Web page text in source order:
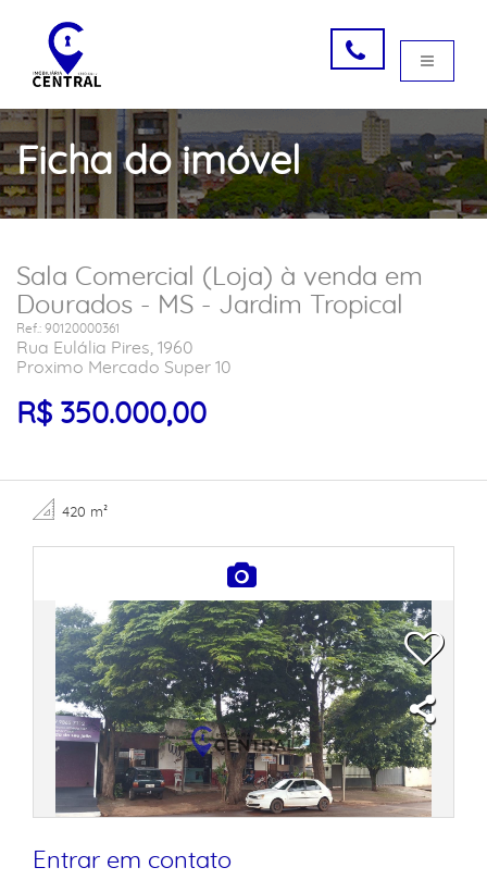
Ficha do imóvel
Sala Comercial (Loja) à venda em
Dourados - MS - Jardim Tropical
Ref.: 90120000361
Rua Eulália Pires, 1960
Proximo Mercado Super 10
R$ 350.000,00
420 m²
Entrar em contato